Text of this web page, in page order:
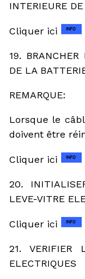
INTERIEURE
Cliquer ici
19.
DE LA
REMARQUE:
Lorsque le
doivent être
Cliquer ici
20.
LEVE-VITRE
Cliquer ici
21. VERIFIER
ELECTRIQUES